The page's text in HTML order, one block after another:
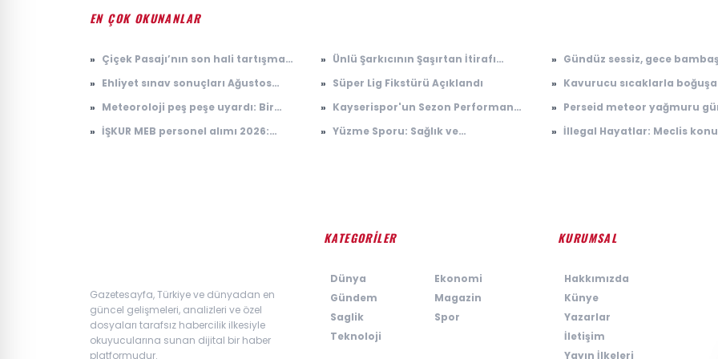
EN ÇOK OKUNANLAR
» Çiçek Pasajı’nın son hali tartışma
» Ünlü Şarkıcının Şaşırtan İtirafı
» Gündüz sessiz, gece
100 katına çıkıyor
» Ehliyet sınav sonuçları Ağustos
sonuç sorgulama ekranı
» Süper Lig Fikstürü Açıklandı » Kavurucu sıcaklarla
anlaşma
» Meteoroloji peş peşe uyardı: Bir
kavurucu sıcak
» Kayserispor'un Sezon Performansı
» Perseid meteor yağmuru
zaman, Türkiye'den
» İŞKUR MEB personel alımı 2026:
» Yüzme Sporu: Sağlık ve
» İllegal Hayatlar: Meclis
Gazetesayfa, Türkiye ve dünyadan en
güncel gelişmeleri, analizleri ve özel
dosyaları tarafsız habercilik ilkesiyle
okuyucularına sunan dijital bir haber
platformudur.
KATEGORİLER
Dünya
Ekonomi
Gündem
Magazin
Saglik
Spor
Teknoloji
KURUMSAL
Hakkımızda
Künye
Yazarlar
İletişim
Yayın İlkeleri